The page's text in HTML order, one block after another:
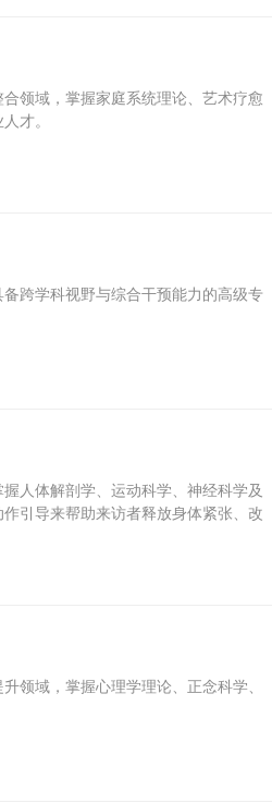
领域，掌握家庭系统理论、艺术疗愈
才。
跨学科视野与综合干预能力的高级专
人体解剖学、运动科学、神经科学及
引导来帮助来访者释放身体紧张、改
领域，掌握心理学理论、正念科学、